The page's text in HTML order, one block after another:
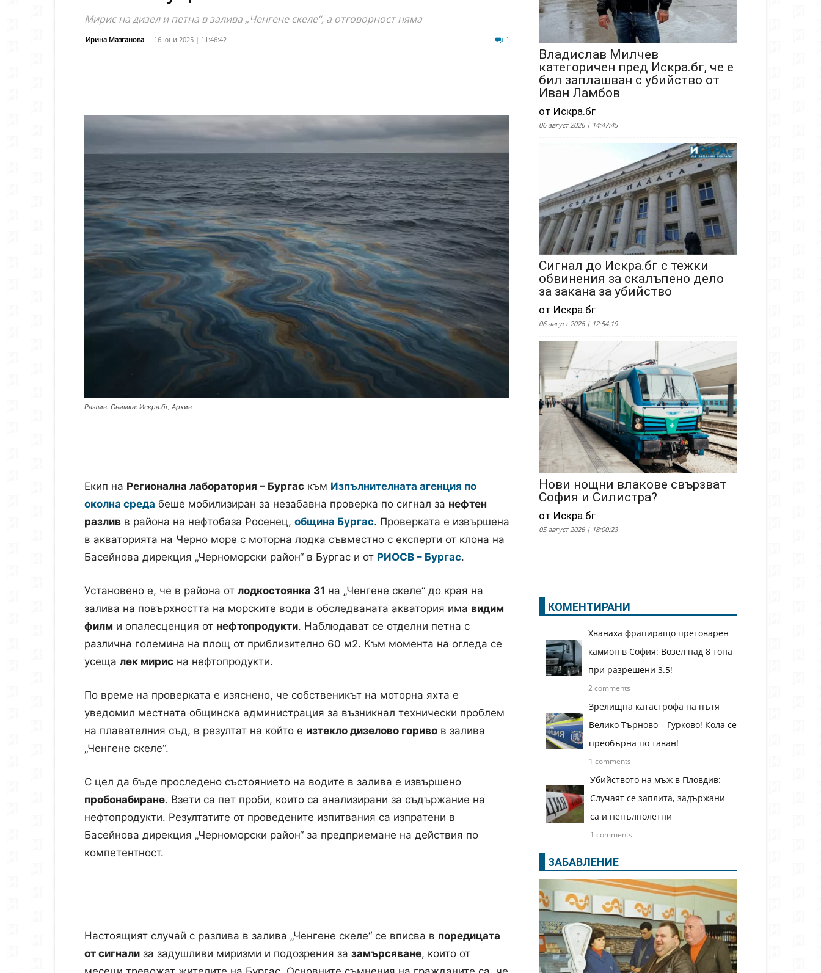
Мирис на дизел и петна в залива „Ченгене скеле“, а отговорност няма
Ирина Мазганова - 16 юни 2025 | 11:46:42 1
Разлив. Снимка: Искра.бг, Архив
Екип на Регионална лаборатория – Бургас към Изпълнителната агенция по
околна среда беше мобилизиран за незабавна проверка по сигнал за нефтен
разлив в района на нефтобаза Росенец, община Бургас. Проверката е извършена
в акваторията на Черно море с моторна лодка съвместно с експерти от клона на
Басейнова дирекция „Черноморски район“ в Бургас и от РИОСВ – Бургас.
Установено е, че в района от лодкостоянка 31 на „Ченгене скеле“ до края на
залива на повърхността на морските води в обследваната акватория има видим
филм и опалесценция от нефтопродукти. Наблюдават се отделни петна с
различна големина на площ от приблизително 60 м2. Към момента на огледа се
усеща лек мирис на нефтопродукти.
По време на проверката е изяснено, че собственикът на моторна яхта е
уведомил местната общинска администрация за възникнал технически проблем
на плавателния съд, в резултат на който е изтекло дизелово гориво в залива
„Ченгене скеле“.
С цел да бъде проследено състоянието на водите в залива е извършено
пробонабиране. Взети са пет проби, които са анализирани за съдържание на
нефтопродукти. Резултатите от проведените изпитвания са изпратени в
Басейнова дирекция „Черноморски район“ за предприемане на действия по
компетентност.
Настоящият случай с разлива в залива „Ченгене скеле“ се вписва в поредицата
от сигнали за задушливи миризми и подозрения за замърсяване, които от
Владислав Милчев
категоричен пред Искра.бг, че е
бил заплашван с убийство от
Иван Ламбов
от Искра.бг
06 август 2026 | 14:47:45
Сигнал до Искра.бг с тежки
обвинения за скалъпено дело
за закана за убийство
от Искра.бг
06 август 2026 | 12:54:19
Нови нощни влакове свързват
София и Силистра?
от Искра.бг
05 август 2026 | 18:00:23
КОМЕНТИРАНИ
Хванаха фрапиращо претоварен
камион в София: Возел над 8 тона
при разрешени 3.5!
2 comments
Зрелищна катастрофа на пътя
Велико Търново – Гурково! Кола се
преобърна по таван!
1 comments
Убийството на мъж в Пловдив:
Случаят се заплита, задържани
са и непълнолетни
1 comments
ЗАБАВЛЕНИЕ